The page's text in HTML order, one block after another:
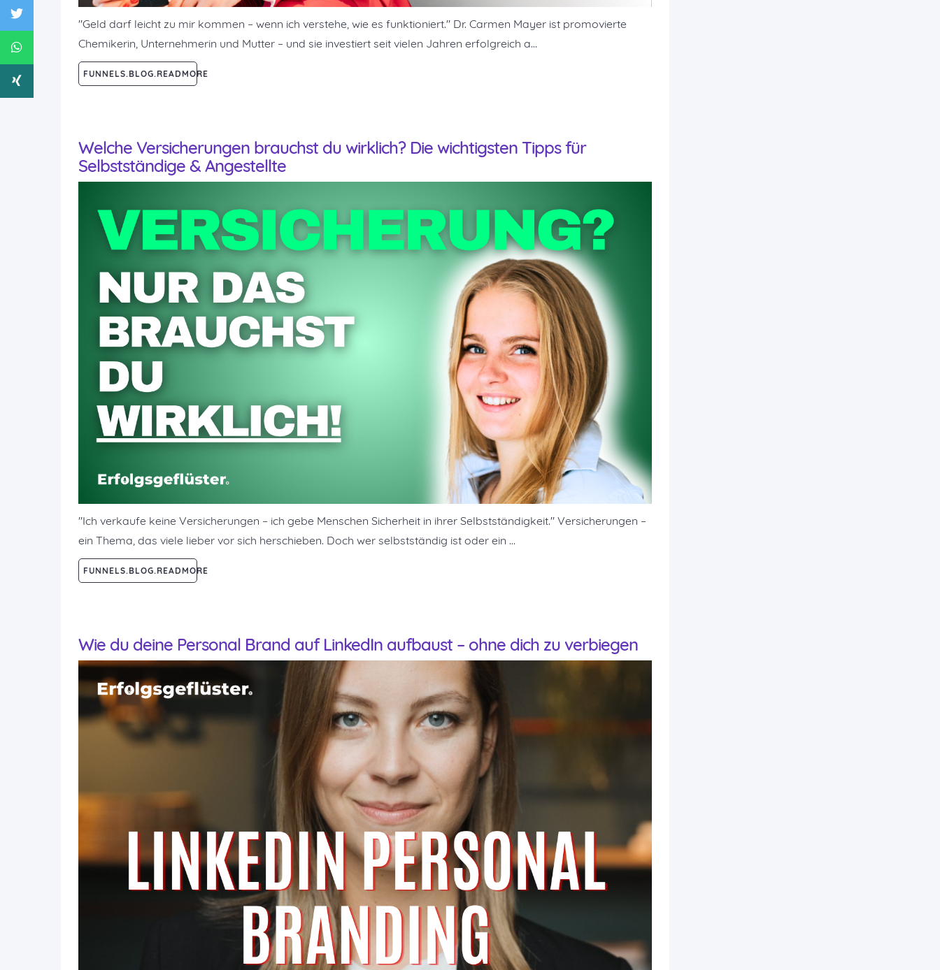
"Geld darf leicht zu mir kommen – wenn ich verstehe, wie es funktioniert." Dr. Carmen Mayer ist promovierte
Chemikerin, Unternehmerin und Mutter – und sie investiert seit vielen Jahren erfolgreich a…
FUNNELS.BLOG.READMORE
Welche Versicherungen brauchst du wirklich? Die wichtigsten Tipps für
Selbstständige & Angestellte
"Ich verkaufe keine Versicherungen – ich gebe Menschen Sicherheit in ihrer Selbstständigkeit." Versicherungen –
ein Thema, das viele lieber vor sich herschieben. Doch wer selbstständig ist oder ein …
FUNNELS.BLOG.READMORE
Wie du deine Personal Brand auf LinkedIn aufbaust – ohne dich zu verbiegen